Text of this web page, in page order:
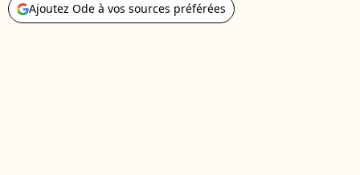
Ajoutez Ode à vos sources préférées